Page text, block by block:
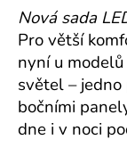
Nová sada
Pro větší
nyní u
světel –
bočními
dne i v noci